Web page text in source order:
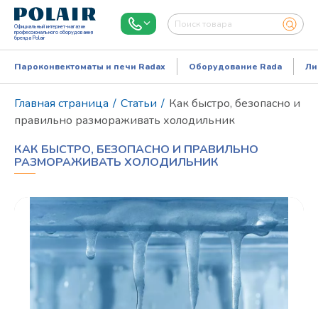
Официальный интернет-магазин
профессионального оборудования
бренда Polair
Режим работы:Пн..Пт: 9.00-18.00
Пароконвектоматы и печи Radax Оборудование Rada
Главная страница / Статьи / Как быстро, безопасно и
правильно размораживать холодильник
КАК БЫСТРО, БЕЗОПАСНО И ПРАВИЛЬНО
РАЗМОРАЖИВАТЬ ХОЛОДИЛЬНИК